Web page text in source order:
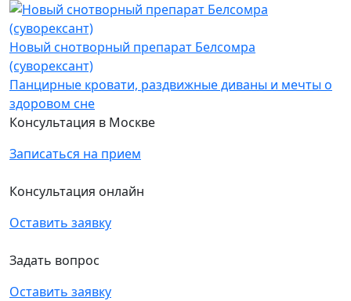
Новый снотворный препарат Белсомра
(суворексант)
Панцирные кровати, раздвижные диваны и мечты о
здоровом сне
Консультация в Москве
Записаться на прием
Консультация онлайн
Оставить заявку
Задать вопрос
Оставить заявку